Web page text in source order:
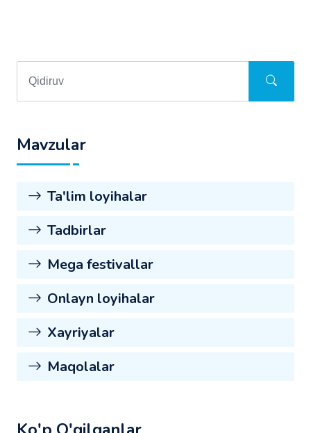
Mavzular
Ta'lim loyihalar
Tadbirlar
Mega festivallar
Onlayn loyihalar
Xayriyalar
Maqolalar